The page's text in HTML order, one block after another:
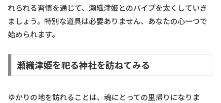
れられる習慣を通じて、瀬織津姫とのパイプを太くしていき
ましょう。特別な道具は必要ありません、あなたの心一つで
始められます。
瀬織津姫を祀る神社を訪ねてみる
ゆかりの地を訪れることは、魂にとっての里帰りになりま